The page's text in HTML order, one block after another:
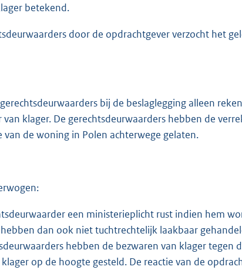
betekend.
door de opdrachtgever verzocht het
bij de beslaglegging alleen
klager. De gerechtsdeurwaarders hebben de
de woning in Polen achterwege gelaten.
een ministerieplicht rust indien hem
dan ook niet tuchtrechtelijk laakbaar
hebben de bezwaren van klager tegen
op de hoogte gesteld. De reactie van de